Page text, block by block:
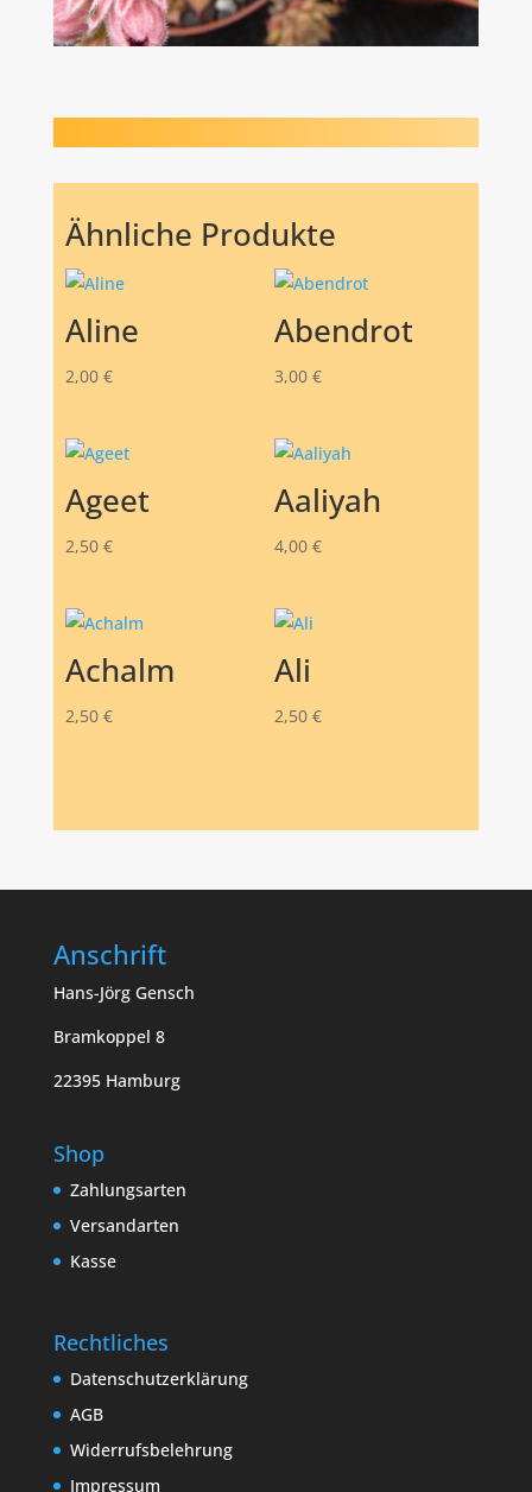
Ähnliche Produkte
Aline
2,00 €
Abendrot
3,00 €
Ageet
2,50 €
Aaliyah
4,00 €
Achalm
2,50 €
Ali
2,50 €
Anschrift
Hans-Jörg Gensch
Bramkoppel 8
22395 Hamburg
Shop
Zahlungsarten
Versandarten
Kasse
Rechtliches
Datenschutzerklärung
AGB
Widerrufsbelehrung
Impressum